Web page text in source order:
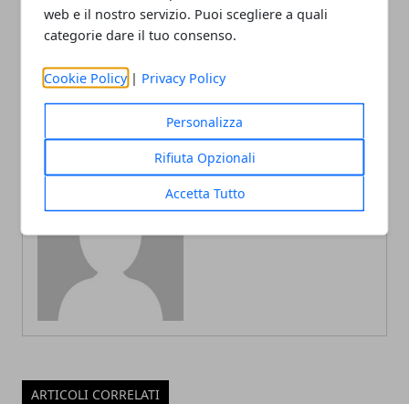
web e il nostro servizio. Puoi scegliere a quali
categorie dare il tuo consenso.
Cookie Policy | Privacy Policy
Personalizza
Rifiuta Opzionali
Accetta Tutto
Assemblea annuale
dell’Anci: tre giorni dedicati
del futuro
contattare il servizio
clienti, risolvere problemi e
ARTICOLI CORRELATI